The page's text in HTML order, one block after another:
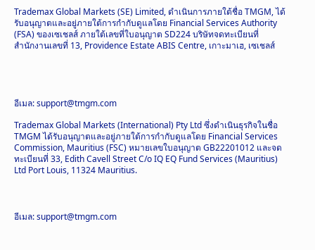
Trademax Global Markets (SE) Limited, ดำเนินการภายใต้ชื่อ TMGM, ได้
รับอนุญาตและอยู่ภายใต้การกำกับดูแลโดย Financial Services Authority
(FSA) ของเซเชลส์ ภายใต้เลขที่ใบอนุญาต SD224 บริษัทจดทะเบียนที่
สำนักงานเลขที่ 13, Providence Estate ABIS Centre, เกาะมาเฮ, เซเชลส์
อีเมล: support@tmgm.com
Trademax Global Markets (International) Pty Ltd ซึ่งดำเนินธุรกิจในชื่อ
TMGM ได้รับอนุญาตและอยู่ภายใต้การกำกับดูแลโดย Financial Services
Commission, Mauritius (FSC) หมายเลขใบอนุญาต GB22201012 และจด
ทะเบียนที่ 33, Edith Cavell Street C/o IQ EQ Fund Services (Mauritius)
Ltd Port Louis, 11324 Mauritius.
อีเมล: support@tmgm.com